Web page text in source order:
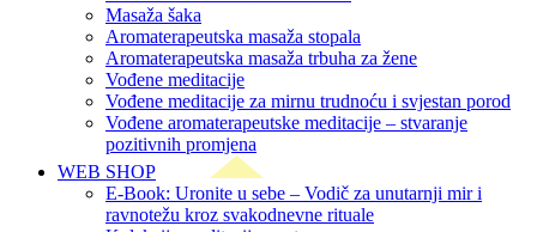
Masaža šaka
Aromaterapeutska masaža stopala
Aromaterapeutska masaža trbuha za žene
Vođene meditacije
Vođene meditacije za mirnu trudnoću i svjestan porod
Vođene aromaterapeutske meditacije – stvaranje
pozitivnih promjena
WEB SHOP
E-Book: Uronite u sebe – Vodič za unutarnji mir i
ravnotežu kroz svakodnevne rituale